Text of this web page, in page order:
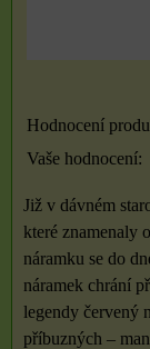
Hodnocení
Vaše hodnocení:
Již v dávném
které znamenaly
náramku se do
náramek chrání
legendy červený
příbuzných –